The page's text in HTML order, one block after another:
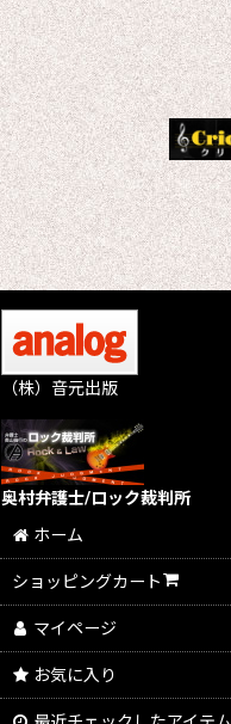
（株）音元出版
奥村弁護士/ロック裁判所
ホーム
ショッピングカート
マイページ
お気に入り